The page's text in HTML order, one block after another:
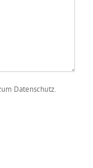
Datenschutz.